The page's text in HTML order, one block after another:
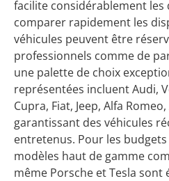
facilite considérablement
comparer rapidement les
véhicules peuvent être
professionnels comme de
une palette de choix
représentées incluent Audi,
Cupra, Fiat, Jeep, Alfa
garantissant des véhicules
entretenus. Pour les
modèles haut de gamme
même Porsche et Tesla